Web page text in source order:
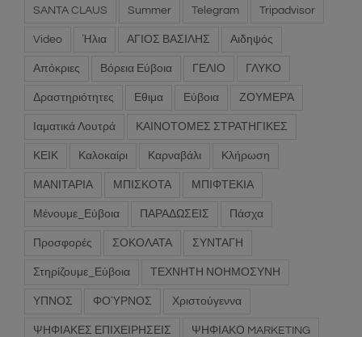
Christmas Covid Healthy Together lichadonisia
SANTA CLAUS Summer Telegram Tripadvisor
Video Ήλια ΑΓΙΟΣ ΒΑΣΙΛΗΣ Αιδηψός
Απόκριες Βόρεια Εύβοια ΓΕΛΙΟ ΓΛΥΚΟ
Δραστηριότητες Εθιμα Εύβοια ΖΟΥΜΕΡΆ
Ιαματικά Λουτρά ΚΑΙΝΟΤΟΜΕΣ ΣΤΡΑΤΗΓΙΚΕΣ
ΚΕΙΚ Καλοκαίρι Καρναβάλι Κλήρωση
ΜΑΝΙΤΑΡΙΑ ΜΠΙΣΚΟΤΑ ΜΠΙΦΤΕΚΙΑ
Μένουμε_Εύβοια ΠΑΡΑΔΩΣΕΙΣ Πάσχα
Προσφορές ΣΟΚΟΛΑΤΑ ΣΥΝΤΑΓΗ
Στηρίζουμε_Εύβοια ΤΕΧΝΗΤΗ ΝΟΗΜΟΣΥΝΗ
ΥΠΝΟΣ ΦΟΎΡΝΟΣ Χριστούγεννα